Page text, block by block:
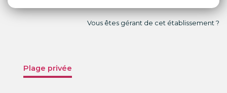
Vous êtes gérant de cet établissement ?
Plage privée